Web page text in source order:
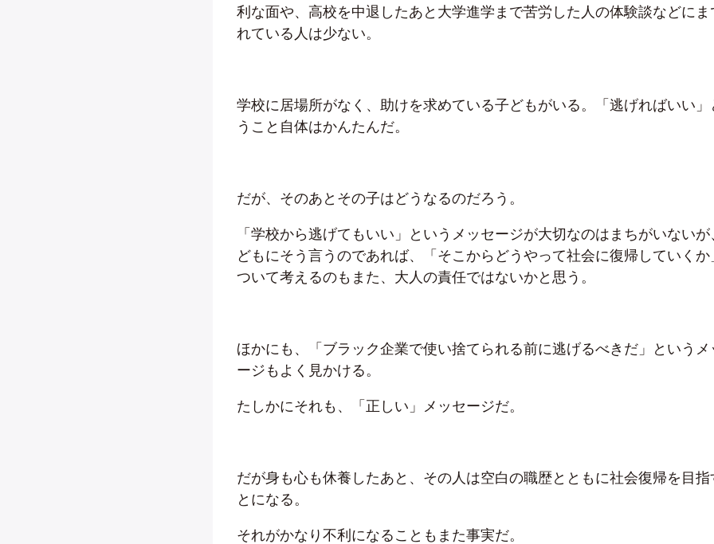
利な面や、高校を中退したあと大学進学まで苦労した人の体験談などにま
れている人は少ない。
学校に居場所がなく、助けを求めている子どもがいる。「逃げればいい」
うこと自体はかんたんだ。
だが、そのあとその子はどうなるのだろう。
「学校から逃げてもいい」というメッセージが大切なのはまちがいないが
どもにそう言うのであれば、「そこからどうやって社会に復帰していくか
ついて考えるのもまた、大人の責任ではないかと思う。
ほかにも、「ブラック企業で使い捨てられる前に逃げるべきだ」というメ
ージもよく見かける。
たしかにそれも、「正しい」メッセージだ。
だが身も心も休養したあと、その人は空白の職歴とともに社会復帰を目指
とになる。
それがかなり不利になることもまた事実だ。